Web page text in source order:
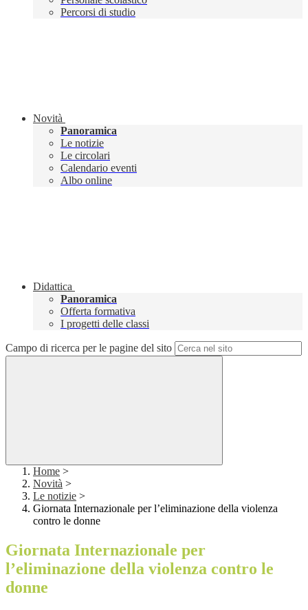
Percorsi di studio
Novità
Panoramica
Le notizie
Le circolari
Calendario eventi
Albo online
Didattica
Panoramica
Offerta formativa
I progetti delle classi
Campo di ricerca per le pagine del sito
Home >
Novità >
Le notizie >
Giornata Internazionale per l’eliminazione della violenza
contro le donne
Giornata Internazionale per
l’eliminazione della violenza contro le
donne